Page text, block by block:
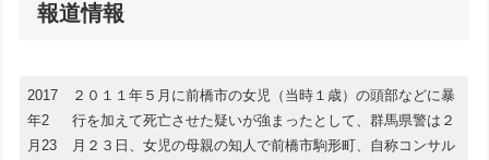
報道情報
2017
年2
月23
２０１１年５月に前橋市の女児（当時１歳）の頭部などに暴
行を加えて死亡させた疑いが強まったとして、群馬県警は２
月２３日、女児の母親の知人で前橋市駒形町、自称コンサル